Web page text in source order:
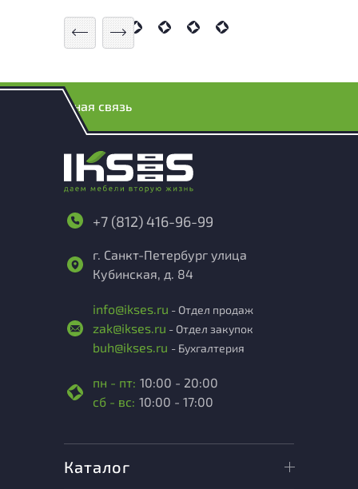
Обратная связь
+7 (812) 416-96-99
г. Санкт-Петербург улица
Кубинская, д. 84
info@ikses.ru - Отдел продаж
zak@ikses.ru - Отдел закупок
buh@ikses.ru - Бухгалтерия
пн - пт: 10:00 - 20:00
сб - вс: 10:00 - 17:00
Каталог